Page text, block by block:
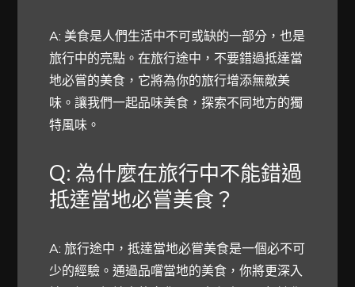
A: 美食是人們生活中不可或缺的一部分，也是
旅行中的亮點。在旅行途中，不要錯過抵達當
地必嘗的美食，它將為你的旅行增添無敵美
味。讓我們一起品味美食，探索不同地方的獨
特風味。
Q: 為什麼在旅行中不能錯過
抵達當地必嘗美食？
A: 旅行途中，抵達當地必嘗美食是一個必不可
少的經驗。通過品嚐當地的美食，你將更深入